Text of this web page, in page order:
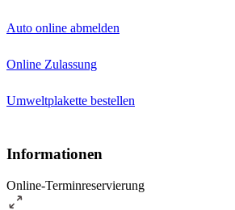
Auto online abmelden
Online Zulassung
Umweltplakette bestellen
Informationen
Online-Terminreservierung